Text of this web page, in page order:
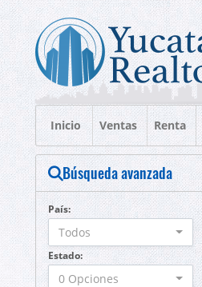
Inicio Ventas Renta
Búsqueda avanzada
País:
Todos
Estado:
0 Opciones